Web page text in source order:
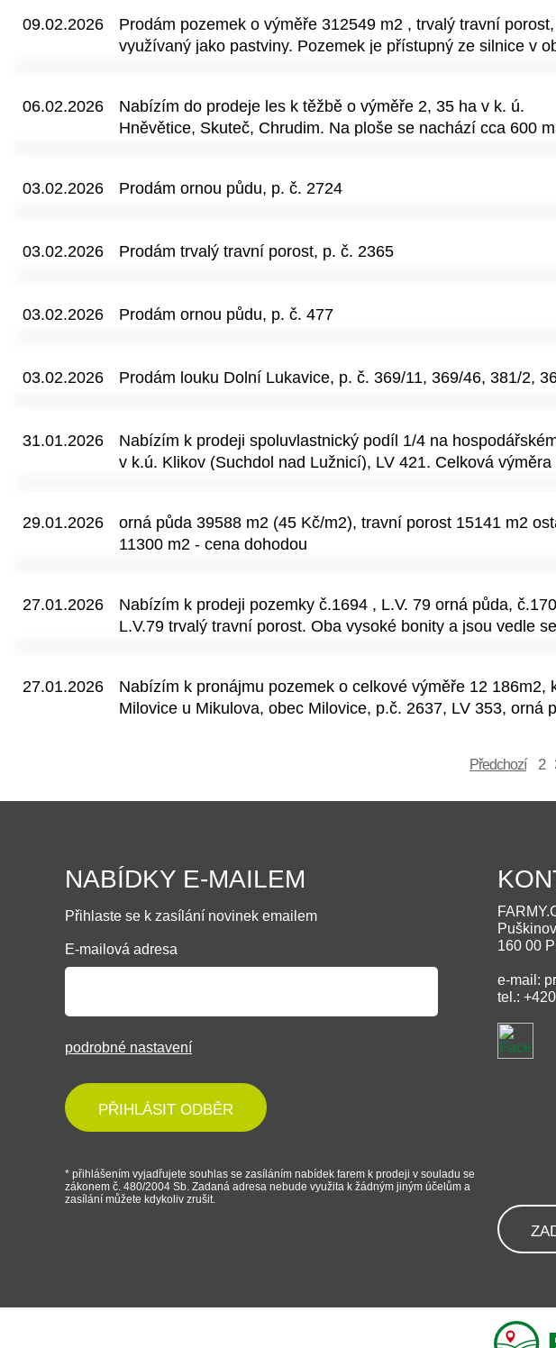
půdně ekologických jednotek (BPEJ) odpovídajících
zemědělské půdě v dané lokalitě. Na oba pozemky je
na dobu 7 let, přičemž k možné výpovědi pachtovní smlouvy
dojít k 30. září daného roku. Výše pachtovného není
a bude sdělena vážným zájemcům na vyžádání. Pozemky
jsou přístupné z okolních polních a účelových komunikací.
dlouhodobá investice do zemědělské půdy • uchování
smlouvy poskytneme na vyžádání.
09.02.2026
Prodám pozemek o výměře 312549 m2 , trvalý travní porost,
využívaný jako pastviny. Pozemek je přístupný ze silnice v
06.02.2026
Nabízím do prodeje les k těžbě o výměře 2, 35 ha v k. ú.
Hněvětice, Skuteč, Chrudim. Na ploše se nachází cca 600
03.02.2026 Prodám ornou půdu, p. č. 2724
03.02.2026 Prodám trvalý travní porost, p. č. 2365
03.02.2026 Prodám ornou půdu, p. č. 477
03.02.2026 Prodám louku Dolní Lukavice, p. č. 369/11, 369/46, 381/2,
31.01.2026
Nabízím k prodeji spoluvlastnický podíl 1/4 na
v k.ú. Klikov (Suchdol nad Lužnicí), LV 421. Celková výměra
dřeva. Rovinatý terén, dobrá přístupnost pro techniku,
hospodaření. Vhodné pro těžbu dle LHP. Cena 1 267 500 Kč
29.01.2026
orná půda 39588 m2 (45 Kč/m2), travní porost 15141 m2
11300 m2 - cena dohodou
27.01.2026
Nabízím k prodeji pozemky č.1694 , L.V. 79 orná půda,
L.V.79 trvalý travní porost. Oba vysoké bonity a jsou vedle
27.01.2026
Nabízím k pronájmu pozemek o celkové výměře 12 186m2,
Milovice u Mikulova, obec Milovice, p.č. 2637, LV 353, orná
Předchozí 2
NABÍDKY E-MAILEM
Přihlaste se k zasílání novinek emailem
E-mailová adresa
podrobné nastavení
PŘIHLÁSIT ODBĚR
* přihlášením vyjadřujete souhlas se zasíláním nabídek farem k prodeji v souladu se
zákonem č. 480/2004 Sb. Zadaná adresa nebude využita k žádným jiným účelům a
zasílání můžete kdykoliv zrušit.
160 00
e-mail:
tel.: